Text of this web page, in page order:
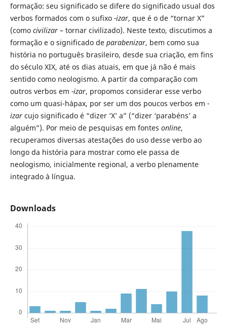
formação: seu significado se difere do significado usual dos
verbos formados com o sufixo -izar, que é o de “tornar X”
(como civilizar– tornar civilizado). Neste texto, discutimos a
formação e o significado de parabenizar, bem como sua
história no português brasileiro, desde sua criação, em fins
do século XIX, até os dias atuais, em que já não é mais
sentido como neologismo. A partir da comparação com
outros verbos em -izar, propomos considerar esse verbo
como um quasi-hápax, por ser um dos poucos verbos em -
izarcujo significado é “dizer ‘X’ a” (“dizer ‘parabéns’ a
alguém”). Por meio de pesquisas em fontes online,
recuperamos diversas atestações do uso desse verbo ao
longo da história para mostrar como ele passa de
neologismo, inicialmente regional, a verbo plenamente
integrado à língua.
Downloads